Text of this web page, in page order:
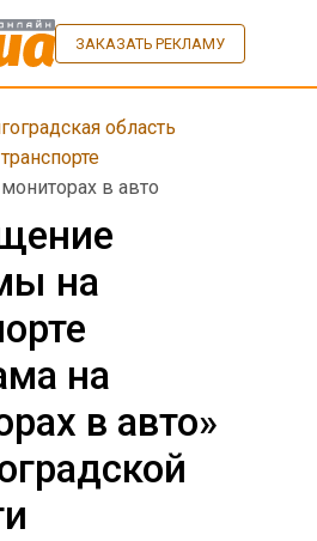
ЗАКАЗАТЬ РЕКЛАМУ
область
в авто
на
на
в авто»